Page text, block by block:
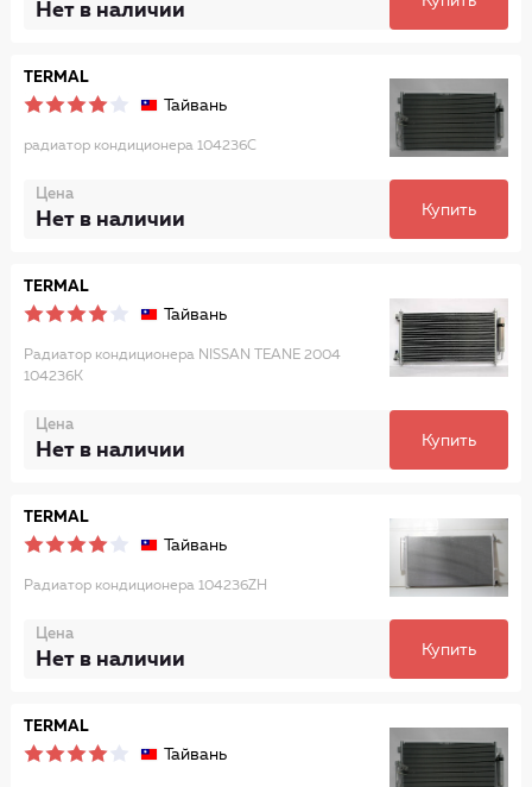
Нет в наличии
TERMAL
Тайвань
радиатор кондиционера 104236C
Цена
Нет в наличии Купить
TERMAL
Тайвань
Радиатор кондиционера NISSAN TEANE 2004
104236K
Цена
Нет в наличии Купить
TERMAL
Тайвань
Радиатор кондиционера 104236ZH
Цена
Нет в наличии Купить
TERMAL
Тайвань